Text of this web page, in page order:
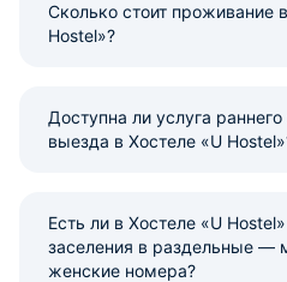
Сколько стоит проживание
Hostel»?
Доступна ли услуга
выезда в Хостеле «U
Есть ли в Хостеле «U
заселения в раздельные —
женские номера?